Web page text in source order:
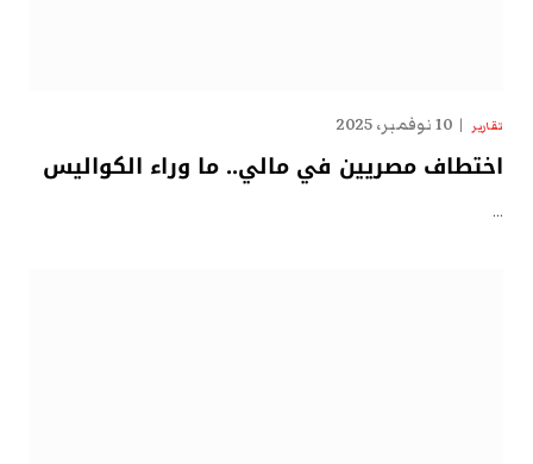
تقارير 10 نوفمبر، 2025
اختطاف مصريين في مالي.. ما وراء الكواليس
…